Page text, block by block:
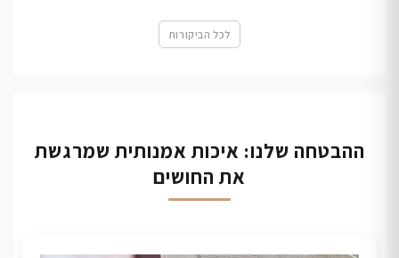
לכל הביקורות
ההבטחה שלנו: איכות אמנותית שמרגשת
את החושים